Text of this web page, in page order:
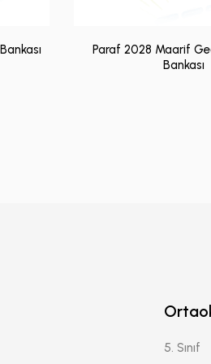
Paraf 2028 Maarif
Bankası
5. Sınıf